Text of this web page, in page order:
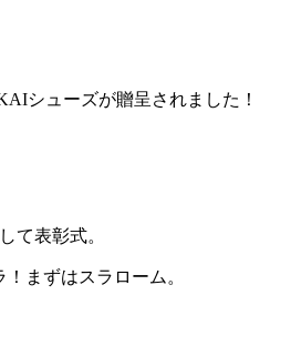
シューズが贈呈されました！
て表彰式。
まずはスラローム。